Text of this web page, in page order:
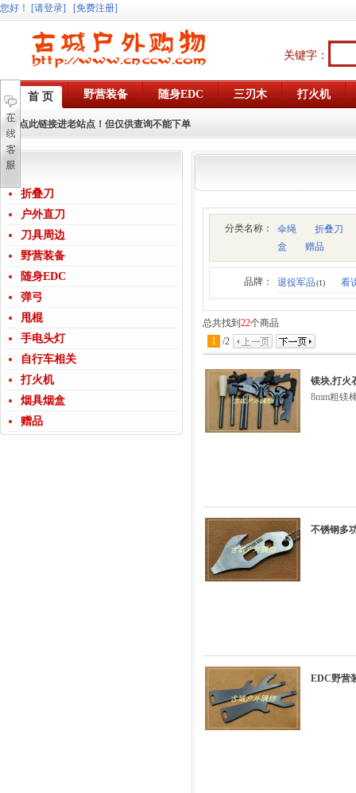
您好 ！ [请登录] [免费注册]
关键字：
首 页 野营装备 随身EDC 三刃木 打火机
点此链接进老站点！但仅供查询不能下单
折叠刀
户外直刀
刀具周边
野营装备
随身EDC
弹弓
甩棍
手电头灯
自行车相关
打火机
烟具烟盒
赠品
分类名称： 伞绳
折叠刀
盒
赠品
品牌： 退役军品(1) 看
总共找到 22个商品
1 /2
镁块,打火
8mm粗镁
不锈钢多
EDC野营